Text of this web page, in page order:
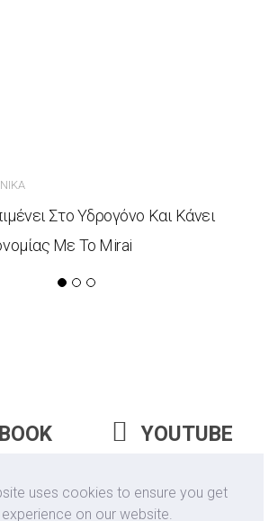
uses cookies to ensure you get
on our website.
Στο Υδρογόνο Και Κάνει
Με Το Mirai
YOUTUBE
INSTAGRAM